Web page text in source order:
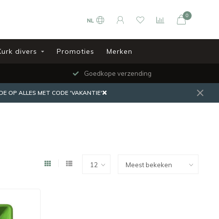
NL
0
divers Promoties Merken
Goedkope verzending
OP ALLES MET CODE 'VAKANTIE'❌